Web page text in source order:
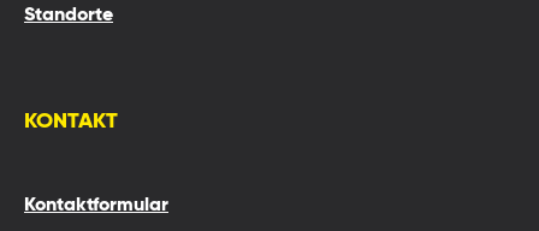
Standorte
KONTAKT
Kontaktformular